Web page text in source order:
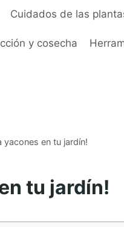
Cuidados de las
y cosecha
yacones en tu jardín!
tu jardín!